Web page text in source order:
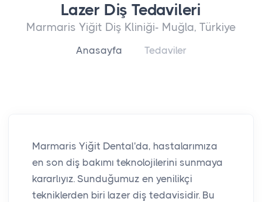
Lazer Diş Tedavileri
Marmaris Yiğit Diş Kliniği- Muğla, Türkiye
Anasayfa Tedaviler
Marmaris Yiğit Dental'da, hastalarımıza
en son diş bakımı teknolojilerini sunmaya
kararlıyız. Sunduğumuz en yenilikçi
tekniklerden biri lazer diş tedavisidir. Bu